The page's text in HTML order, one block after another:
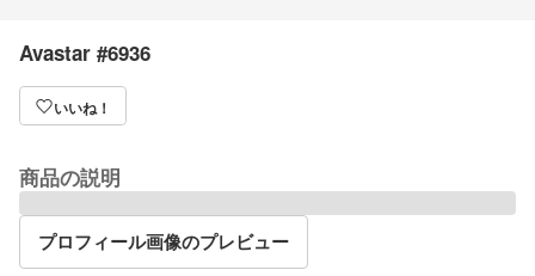
Avastar #6936
いいね！
商品の説明
プロフィール画像のプレビュー